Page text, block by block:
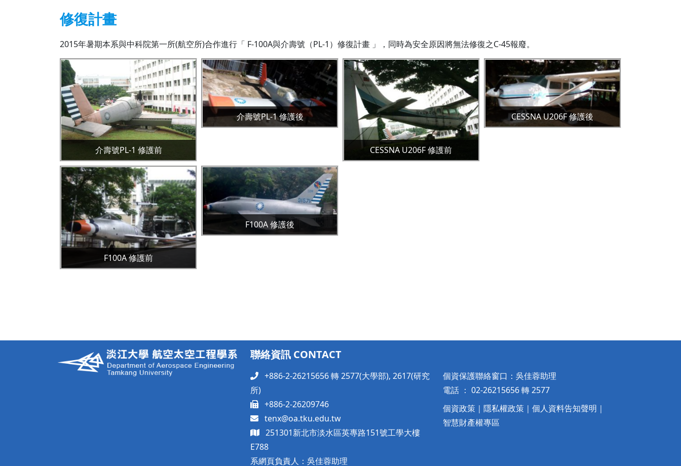
修復計畫
2015年暑期本系與中科院第一所(航空所)合作進行「 F-100A與介壽號（PL-1）修復計畫 」，同時為安全原因將無法修復之C-45報廢。
介壽號PL-1 修護前
介壽號PL-1 修護後
CESSNA U206F 修護前
CESSNA U206F 修護後
F100A 修護前
F100A 修護後
聯絡資訊 CONTACT
+886-2-26215656 轉 2577(大學部), 2617(研究
所)
+886-2-26209746
tenx@oa.tku.edu.tw
251301新北市淡水區英專路151號工學大樓
E788
系網頁負責人：吳佳蓉助理
個資保護聯絡窗口：吳佳蓉助理
電話 ： 02-26215656 轉 2577
個資政策 ｜ 隱私權政策 ｜ 個人資料告知聲明 ｜
智慧財產權專區